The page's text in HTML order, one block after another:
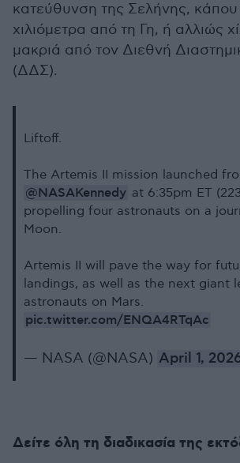
κατεύθυνση της Σελήνης,
χιλιόμετρα από τη Γη, ή αλλιώς
μακριά από τον Διεθνή
(ΔΔΣ).
Liftoff.
The Artemis II mission launched
@NASAKennedy at 6:35pm ET
propelling four astronauts on a
Moon.
Artemis II will pave the way for
landings, as well as the next giant
astronauts on Mars.
pic.twitter.com/ENQA4RTqAc
— NASA (@NASA) April 1,
Δείτε όλη τη διαδικασία της